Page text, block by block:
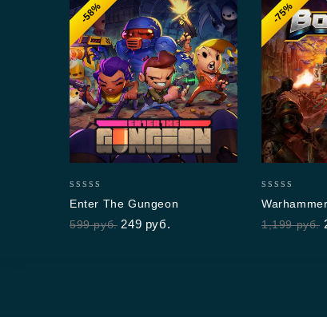
-58%
out
of
Enter The Gungeon
599руб. 249 руб.
-75%
out
of
1,199руб.